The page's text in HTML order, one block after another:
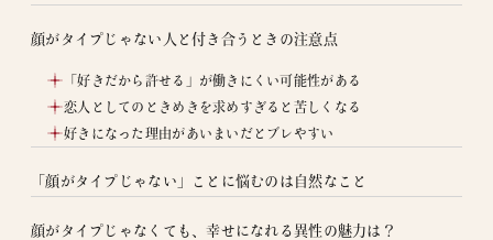
顔がタイプじゃない人と付き合うときの注意点
「好きだから許せる」が働きにくい可能性がある
恋人としてのときめきを求めすぎると苦しくなる
好きになった理由があいまいだとブレやすい
「顔がタイプじゃない」ことに悩むのは自然なこと
顔がタイプじゃなくても、幸せになれる異性の魅力は？